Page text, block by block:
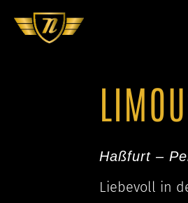
Haßfurt –
Liebevoll in